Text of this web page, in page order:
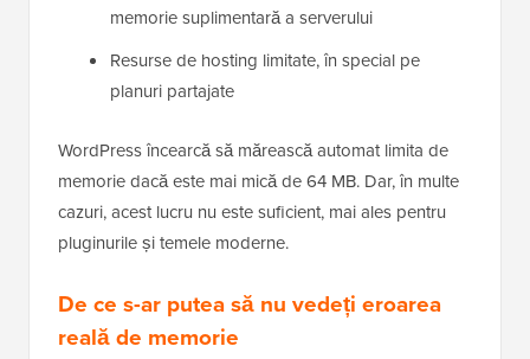
memorie suplimentară a serverului
Resurse de hosting limitate, în special pe
planuri partajate
WordPress încearcă să mărească automat limita de
memorie dacă este mai mică de 64 MB. Dar, în multe
cazuri, acest lucru nu este suficient, mai ales pentru
pluginurile și temele moderne.
De ce s-ar putea să nu vedeți eroarea
reală de memorie